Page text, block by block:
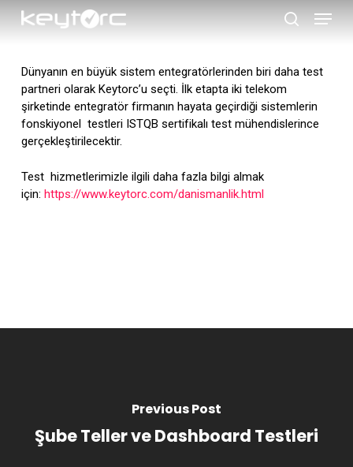
Menu
Dünyanın en büyük sistem entegratörlerinden biri daha test
partneri olarak Keytorc’u seçti. İlk etapta iki telekom
şirketinde entegratör firmanın hayata geçirdiği sistemlerin
fonskiyonel testleri ISTQB sertifikalı test mühendislerince
gerçekleştirilecektir.
Test hizmetlerimizle ilgili daha fazla bilgi almak
için: https://www.keytorc.com/danismanlik.html
Previous Post
Şube Teller ve Dashboard Testleri
Menu